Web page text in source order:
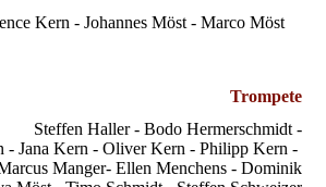
Kern - Johannes Möst - Marco Möst
Trompete
- Bodo Hermerschmidt -
- Jana Kern - Oliver Kern - Philipp Kern -
Manger- Ellen Menchens - Dominik